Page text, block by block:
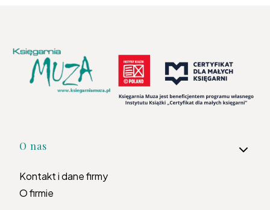
Linki w stopce
O nas
Kontakt i dane firmy
O firmie